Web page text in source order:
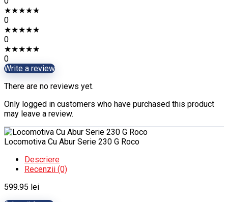
★★★★★
0
★★★★★
0
★★★★★
0
Write a review
There are no reviews yet.
Only logged in customers who have purchased this product
may leave a review.
Locomotiva Cu Abur Serie 230 G Roco
Descriere
Recenzii (0)
599.95 lei